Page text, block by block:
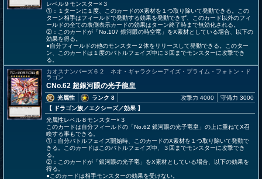
レベル９モンスター×３
①：１ターンに１度、このカードのX素材を１つ取り除いて発動できる。この
ターン相手はフィールドで発動する効果を発動できず、このカード以外のフィ
ールドの全ての表側表示カードの効果はターン終了時まで無効化される。
②：このカードが「No.107 銀河眼の時空竜」をX素材としている場合、以下の
効果を得る。
●自分フィールドの他のモンスター２体をリリースして発動できる。このター
ン、このカードは１度のバトルフェイズ中に３回までモンスターに攻撃でき
る。
カオスナンバーズ６２ ネオ・ギャラクシーアイズ・プライム・フォトン・ド
ラゴン
CNo.62 超銀河眼の光子龍皇
光属性
ランク 8
【 ドラゴン族／エクシーズ／効果 】
攻撃力 4000 守備力 3000
光属性レベル８モンスター×３
このカードは自分フィールドの「No.62 銀河眼の光子竜皇」の上に重ねてX召
喚する事もできる。
①：自分バトルフェイズ開始時、このカードのX素材を１つ取り除いて発動で
きる。このカードはこのバトルフェイズ中、３回までモンスターに攻撃でき
る。
②：このカードが「銀河眼の光子竜」をX素材としている場合、以下の効果を
得る。
●このカードは相手モンスターの効果を受けない。